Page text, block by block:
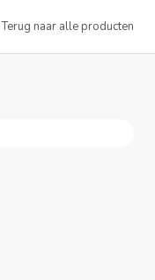
naar alle producten